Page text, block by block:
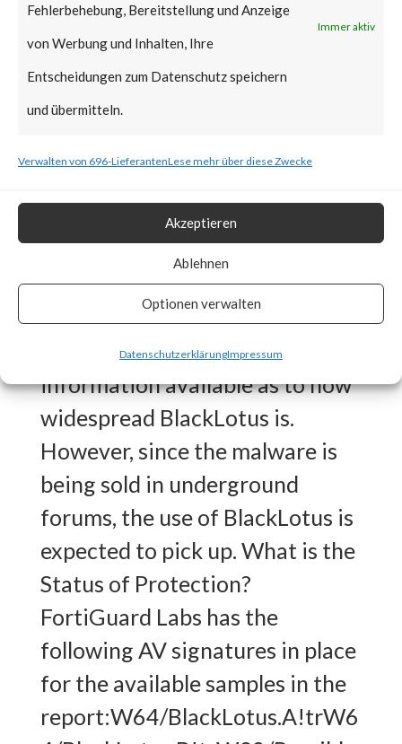
Fehlerbehebung, Bereitstellung und Anzeige
von Werbung und Inhalten, Ihre
Entscheidungen zum Datenschutz speichern
und übermitteln.
Immer aktiv
Verwalten von 696-LieferantenLese mehr über diese Zwecke
Akzeptieren
Ablehnen
Optionen verwalten
DatenschutzerklärungImpressum
reportedly it can still be
exploitable as the affected
signed binaries are not yet in
the UEFI revocation
list.According to ESET,
machines’ locales are set to
Armenia, Belarus, Kazakhstan,
Moldova, Russia, and
Ukraine.How Widespread is
BlackLotus?There is no
information available as to how
widespread BlackLotus is.
However, since the malware is
being sold in underground
forums, the use of BlackLotus is
expected to pick up. What is the
Status of Protection?
FortiGuard Labs has the
following AV signatures in place
for the available samples in the
report:W64/BlackLotus.A!trW6